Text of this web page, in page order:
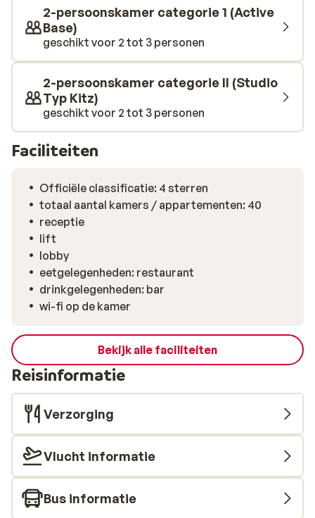
kleinschalige hotel telt 40 kamers en voelt warm en
modern aan. Veel hout, natuurlijke materialen en zachte
stoffen zorgen voor een typisch Oostenrijkse sfeer.
Na een dag in de sneeuw plof je neer op een
comfortabel bed, met buiten het stille uitzicht op de
bergen en binnen een fijne, huiselijke ambiance.
Ontspannen gaat hier vanzelf. In het wellnesscentrum
warm je op in de kruidensauna of het Turks stoombad,
of neem je een duik in het binnenzwembad. Daarna is
tafeltennistafel. Ook aan kinderen is gedacht, met een
speelhoek waar ze zich lekker kunnen uitleven. Het
centrum van Kaprun ligt op ongeveer 1,7 kilometer
afstand: dichtbij genoeg voor een gezellige avond,
maar ver genoeg om de drukte achter je te laten. Sluit je
dag af met frisse berglucht, een stille nacht en het
vooruitzicht op weer een mooie skidag.
2-persoonskamer categorie 1 (Active
Base)
geschikt voor 2 tot 3 personen
2-persoonskamer categorie II (Studio
Typ Kitz)
geschikt voor 2 tot 3 personen
Faciliteiten
Officiële classificatie: 4 sterren
totaal aantal kamers / appartementen: 40
receptie
lift
lobby
eetgelegenheden: restaurant
drinkgelegenheden: bar
wi-fi op de kamer
Bekijk alle faciliteiten
Reisinformatie
Verzorging
Vlucht informatie
Bus informatie